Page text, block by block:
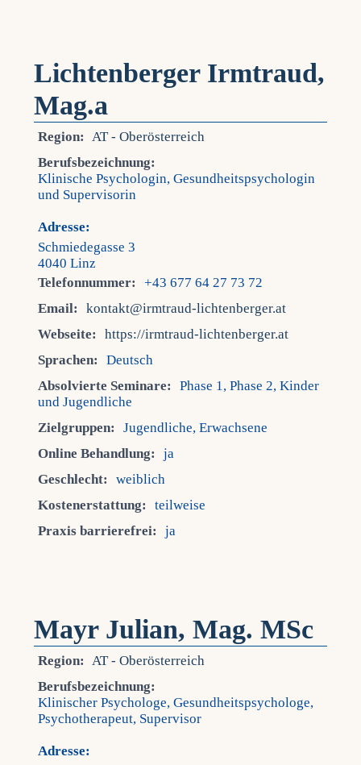
Lichtenberger Irmtraud,
Mag.a
Region: AT - Oberösterreich
Berufsbezeichnung:
Klinische Psychologin, Gesundheitspsychologin
und Supervisorin
Adresse:
Schmiedegasse 3
4040 Linz
Telefonnummer:
+43 677 64 27 73 72
Email:
kontakt@irmtraud-lichtenberger.at
Webseite:
https://irmtraud-lichtenberger.at
Sprachen:
Deutsch
Absolvierte Seminare:
Phase 1, Phase 2, Kinder
und Jugendliche
Zielgruppen:
Jugendliche, Erwachsene
Online Behandlung:
ja
Geschlecht:
weiblich
Kostenerstattung:
teilweise
Praxis barrierefrei:
ja
Mayr Julian, Mag. MSc
Region: AT - Oberösterreich
Berufsbezeichnung:
Klinischer Psychologe, Gesundheitspsychologe,
Psychotherapeut, Supervisor
Adresse: